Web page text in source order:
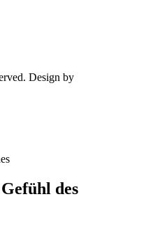
Design by
des